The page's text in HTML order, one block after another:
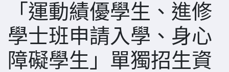
「運動績優學生、進修
學士班申請入學、身心
障礙學生」單獨招生資